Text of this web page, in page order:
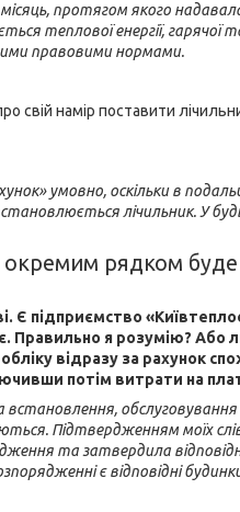
протягом якого
теплової енергії,
правовими нормами.
свій намір поставити
умовно, оскільки в
лічильник. У
рядком буде
підприємство
Правильно я розумію? Або
відразу за рахунок
потім витрати на
обслуговування
Підтвердженням моїх слів
та затвердила
є відповідні